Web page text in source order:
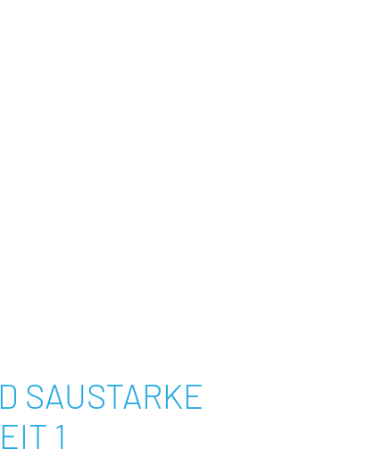
SAUSTARKE
1